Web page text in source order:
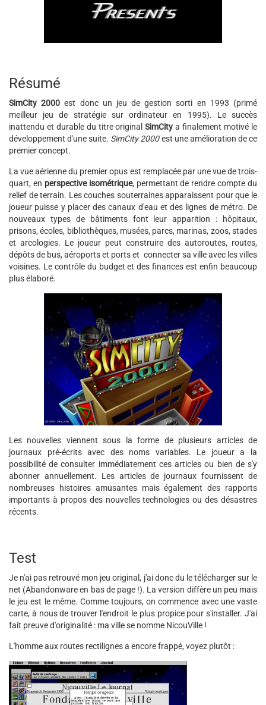
Résumé
SimCity 2000 est donc un jeu de gestion sorti en 1993 (primé
meilleur jeu de stratégie sur ordinateur en 1995). Le succès
inattendu et durable du titre originalSimCitya finalement motivé le
développement d'une suite. SimCity 2000est une amélioration de ce
premier concept.
La vue aérienne du premier opus est remplacée par une vue de trois-
quart, en perspective isométrique, permettant de rendre compte du
relief de terrain. Les couches souterraines apparaissent pour que le
joueur puisse y placer des canaux d'eau et des lignes de métro. De
nouveaux types de bâtiments font leur apparition : hôpitaux,
prisons, écoles, bibliothèques, musées, parcs, marinas, zoos, stades
et arcologies. Le joueur peut construire des autoroutes, routes,
dépôts de bus, aéroports et ports et connecter sa ville avec les villes
voisines. Le contrôle du budget et des finances est enfin beaucoup
plus élaboré.
Les nouvelles viennent sous la forme de plusieurs articles de
journaux pré-écrits avec des noms variables. Le joueur a la
possibilité de consulter immédiatement ces articles ou bien de s'y
abonner annuellement. Les articles de journaux fournissent de
nombreuses histoires amusantes mais également des rapports
importants à propos des nouvelles technologies ou des désastres
récents.
Test
Je n'ai pas retrouvé mon jeu original, j'ai donc du le télécharger sur le
net (Abandonware en bas de page !). La version diffère un peu mais
le jeu est le même. Comme toujours, on commence avec une vaste
carte, à nous de trouver l'endroit le plus propice pour s'installer. J'ai
fait preuve d'originalité : ma ville se nomme NicouVille !
L'homme aux routes rectilignes a encore frappé, voyez plutôt :